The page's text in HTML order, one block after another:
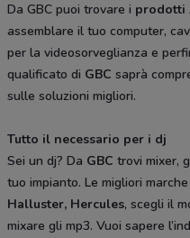
Da GBC puoi trovare i prodotti
assemblare il tuo computer,
per la videosorveglianza e
qualificato di GBC saprà
sulle soluzioni migliori.
Tutto il necessario per i dj
Sei un dj? Da GBC trovi mixer,
tuo impianto. Le migliori
Halluster, Hercules, scegli il
mixare gli mp3. Vuoi sapere